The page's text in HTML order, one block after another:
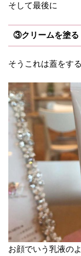
そして最後に
③クリームを塗る
そうこれは蓋をす
お顔でいう乳液の